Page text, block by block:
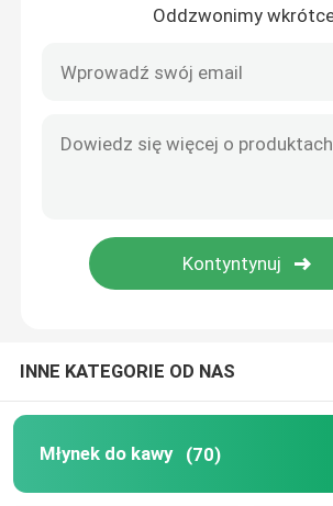
Automatyczny spieniacz do mleka
Oddzwonimy
INNE KATEGORIE OD NAS
Młynek do kawy (70)